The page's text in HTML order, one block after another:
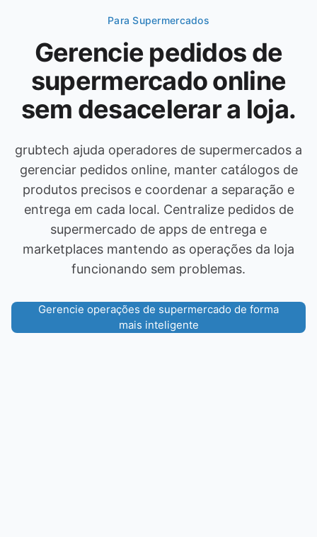
Para Supermercados
Gerencie pedidos de
supermercado online
sem desacelerar a loja.
grubtech ajuda operadores de supermercados a
gerenciar pedidos online, manter catálogos de
produtos precisos e coordenar a separação e
entrega em cada local. Centralize pedidos de
supermercado de apps de entrega e
marketplaces mantendo as operações da loja
funcionando sem problemas.
Gerencie operações de supermercado de forma
mais inteligente